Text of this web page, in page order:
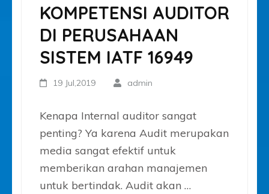
KOMPETENSI AUDITOR
DI PERUSAHAAN
SISTEM IATF 16949
19 Jul,2019 admin
Kenapa Internal auditor sangat
penting? Ya karena Audit merupakan
media sangat efektif untuk
memberikan arahan manajemen
untuk bertindak. Audit akan …